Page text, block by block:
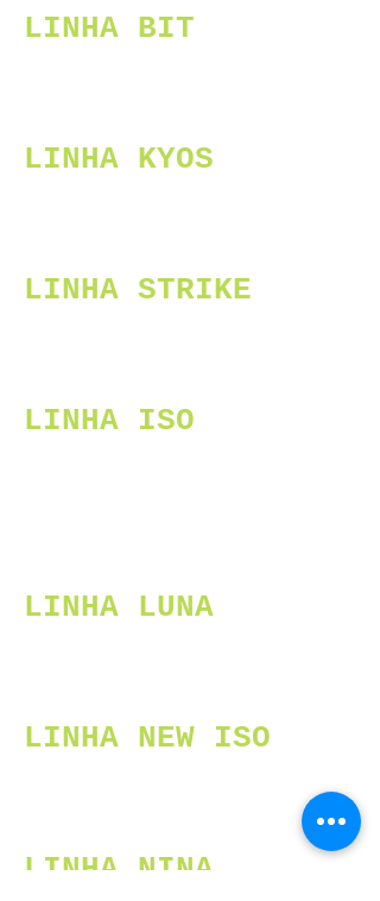
LINHA BIT
LINHA KYOS
LINHA STRIKE
LINHA ISO
LINHA LUNA
LINHA NEW ISO
LINHA NINA